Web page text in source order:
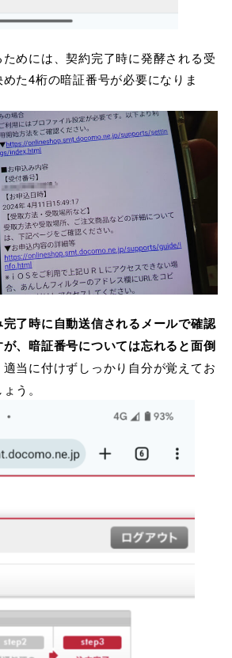
めには、契約完了時に発酵される受
た4桁の暗証番号が必要になりま
了時に自動送信されるメールで確認
、暗証番号については忘れると面倒
適当に付けずしっかり自分が覚えてお
う。